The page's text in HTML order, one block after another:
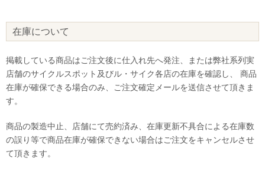
在庫について
掲載している商品はご注文後に仕入れ先へ発注、または弊社系列実
店舗のサイクルスポット及びル・サイク各店の在庫を確認し、 商品
在庫が確保できる場合のみ、ご注文確定メールを送信させて頂きま
す。
商品の製造中止、店舗にて売約済み、在庫更新不具合による在庫数
の誤り等で商品在庫が確保できない場合はご注文をキャンセルさせ
て頂きます。